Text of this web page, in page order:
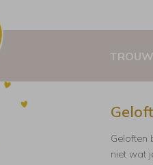
Geloften
niet wat